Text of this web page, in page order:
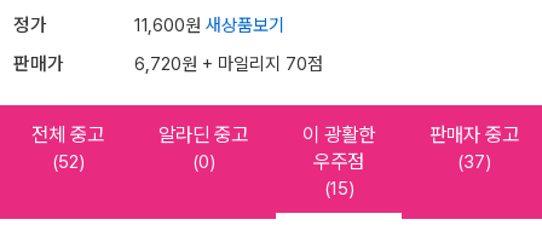
정가 11,600원 새상품보기
판매가 6,720원 + 마일리지 70점
전체 중고
(52)
알라딘 중고
(0)
이 광활한
우주점
(15)
판매자 중고
(37)